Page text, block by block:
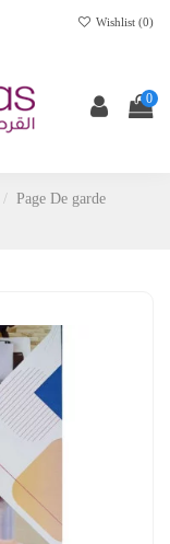
Wishlist (0)
0
Page De garde